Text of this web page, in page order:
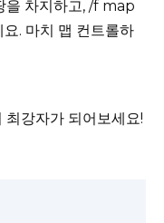
차지하고, /f map
. 마치 맵 컨트롤하
최강자가 되어보세요!